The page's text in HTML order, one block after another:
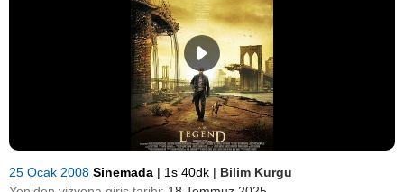
25 Ocak 2008 Sinemada | 1s 40dk | Bilim Kurgu